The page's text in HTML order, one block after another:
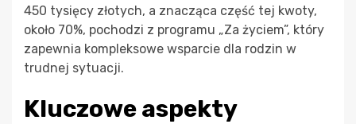
450 tysięcy złotych, a znacząca część tej kwoty,
około 70%, pochodzi z programu „Za życiem”, który
zapewnia kompleksowe wsparcie dla rodzin w
trudnej sytuacji.
Kluczowe aspekty